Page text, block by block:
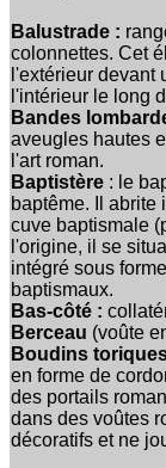
Balustrade :
colonnettes. Cet
l'extérieur devant
l'intérieur le long
Bandes
aveugles hautes
l'art roman.
Baptistère : le
baptême. Il
cuve baptismale
l'origine, il se
intégré sous
baptismaux.
Bas-côté :
Berceau (voûte
Boudins
en forme de
des portails
dans des voûtes
décoratifs et ne